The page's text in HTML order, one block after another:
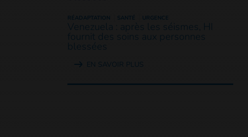
RÉADAPTATION SANTÉ URGENCE
Venezuela : après les séismes, HI
fournit des soins aux personnes
blessées
EN SAVOIR PLUS